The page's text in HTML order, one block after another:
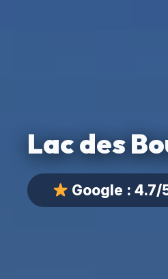
Lac des
Google :4.7/